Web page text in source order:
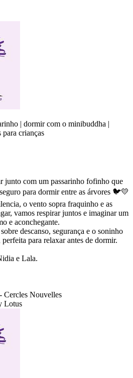
| dormir com o minibuddha |
para crianças
junto com um passarinho fofinho que
para dormir entre as árvores 🐦💛
o vento sopra fraquinho e as
vamos respirar juntos e imaginar um
e aconchegante.
descanso, segurança e o soninho
para relaxar antes de dormir.
e Lala.
Cercles Nouvelles
Lotus